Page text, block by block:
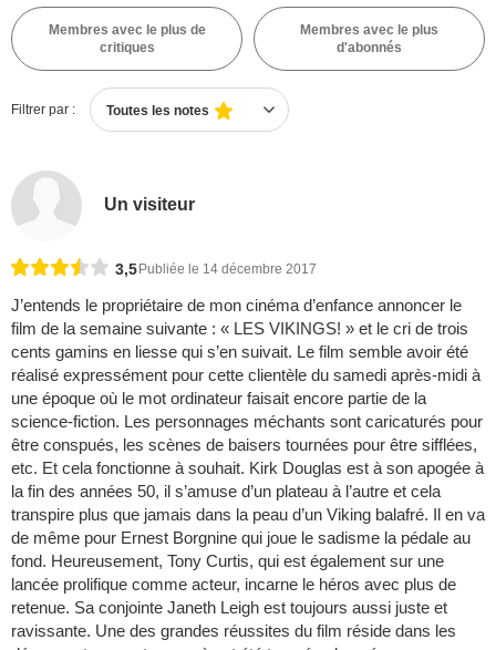
Membres avec le plus de
critiques
Membres avec le plus
d'abonnés
Filtrer par : Toutes les notes
Un visiteur
3,5 Publiée le 14 décembre 2017
J’entends le propriétaire de mon cinéma d’enfance annoncer le
film de la semaine suivante : « LES VIKINGS! » et le cri de trois
cents gamins en liesse qui s’en suivait. Le film semble avoir été
réalisé expressément pour cette clientèle du samedi après-midi à
une époque où le mot ordinateur faisait encore partie de la
science-fiction. Les personnages méchants sont caricaturés pour
être conspués, les scènes de baisers tournées pour être sifflées,
etc. Et cela fonctionne à souhait. Kirk Douglas est à son apogée à
la fin des années 50, il s’amuse d’un plateau à l’autre et cela
transpire plus que jamais dans la peau d’un Viking balafré. Il en va
de même pour Ernest Borgnine qui joue le sadisme la pédale au
fond. Heureusement, Tony Curtis, qui est également sur une
lancée prolifique comme acteur, incarne le héros avec plus de
retenue. Sa conjointe Janeth Leigh est toujours aussi juste et
ravissante. Une des grandes réussites du film réside dans les